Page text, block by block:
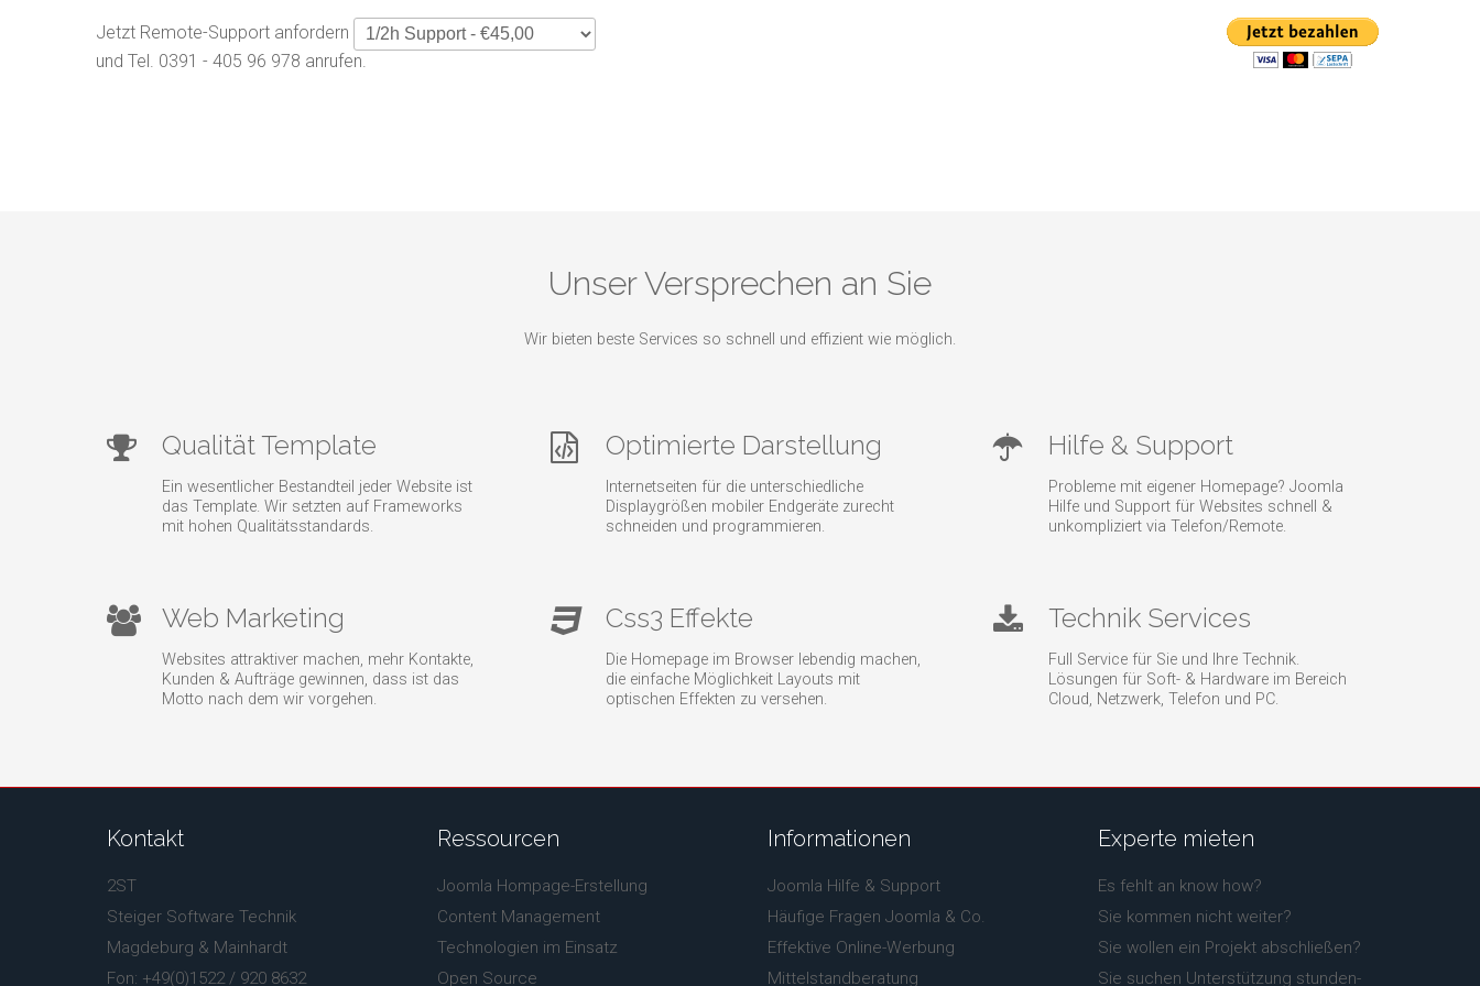
Jetzt Remote-Support anfordern
und Tel. 0391 - 405 96 978 anrufen.
Unser Versprechen an Sie
Wir bieten beste Services so schnell und effizient wie möglich.
Qualität Template
Ein wesentlicher Bestandteil jeder Website ist
das Template. Wir setzten auf Frameworks
mit hohen Qualitätsstandards.
Web Marketing
Websites attraktiver machen, mehr Kontakte,
Kunden & Aufträge gewinnen, dass ist das
Motto nach dem wir vorgehen.
Optimierte Darstellung
Internetseiten für die unterschiedliche
Displaygrößen mobiler Endgeräte zurecht
schneiden und programmieren.
Css3 Effekte
Die Homepage im Browser lebendig machen,
die einfache Möglichkeit Layouts mit
optischen Effekten zu versehen.
Hilfe & Support
Probleme mit eigener Homepage? Joomla
Hilfe und Support für Websites schnell &
unkompliziert via Telefon/Remote.
Technik Services
Full Service für Sie und Ihre Technik.
Lösungen für Soft- & Hardware im Bereich
Cloud, Netzwerk, Telefon und PC.
Kontakt
2ST
Steiger Software Technik
Magdeburg & Mainhardt
Fon: +49(0)1522 / 920 8632
Ressourcen
Joomla Hompage-Erstellung
Content Management
Technologien im Einsatz
Open Source
Informationen
Joomla Hilfe & Support
Häufige Fragen Joomla & Co.
Effektive Online-Werbung
Mittelstandberatung
Experte mieten
Es fehlt an know how?
Sie kommen nicht weiter?
Sie wollen ein Projekt abschließen?
Sie suchen Unterstützung stunden-